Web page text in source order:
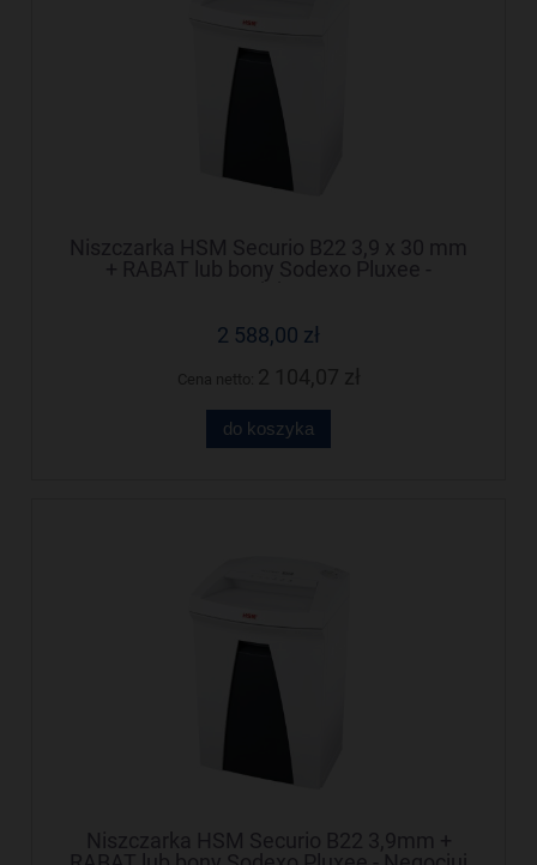
Niszczarka HSM Securio B22 3,9 x 30 mm
+ RABAT lub bony Sodexo Pluxee -
2 588,00 zł
do koszyka
Niszczarka HSM Securio B22 3,9mm +